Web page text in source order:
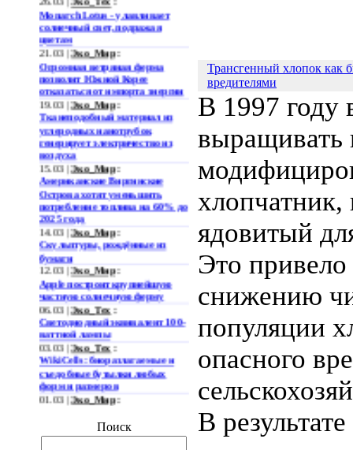
Monarch Lotus - улавливает
солнечный свет, подражая
цветам
21.03 |Эко_Мир
Огромная ветряная ферма
позволит Южной Корее
отказаться от импорта энергии
19.03 |Эко_Мир:
Тканеподобный материал из
углеродных нанотрубок
генерирует электричество из
воздуха
15.03 |Эко_Мир
Американские Виргинские
Острова хотят уменьшить
потребление топлива на 60% до
2025 года
14.03 |Эко_Мир
Скульптуры, рождённые из
бумаги
12.03 |Эко_Мир
Apple построит крупнейшую
частную солнечную ферму
06.03 |Эко_Тех:
Светодиодный эквивалент 100-
ваттной лампы
03.03 |Эко_Тех:
WikiCells: биоразлагаемые и
съедобные бутылки любых
форм и размеров
01.03 |Эко_Мир:
Представлена
электростанция нового типа
Поиск
Трансгенный хлопок как
вредителями
В 1997 году
выращивать
ядовитый
Это
снижению
популяции
опасного
В